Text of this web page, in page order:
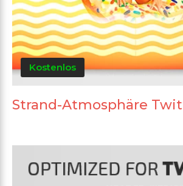
Kostenlos
Strand-Atmosphäre